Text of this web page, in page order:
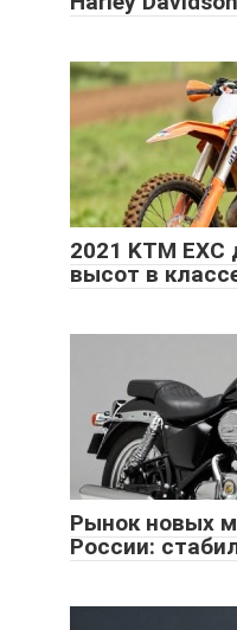
2021 KTM
высот в
Рынок новых
России: